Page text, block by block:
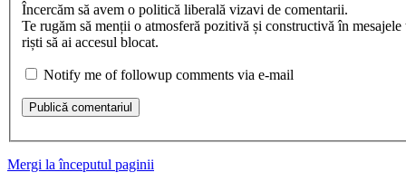
Încercăm să avem o politică liberală vizavi de comentarii.
Te rugăm să menții o atmosferă pozitivă și constructivă în mesajele
riști să ai accesul blocat.
Notify me of followup comments via e-mail
Publică comentariul
Mergi la începutul paginii